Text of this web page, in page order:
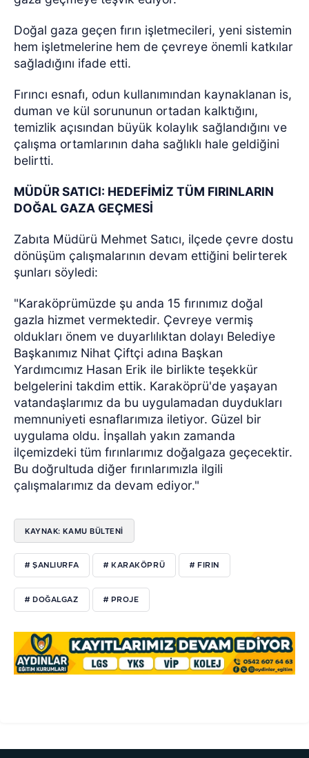
Doğal gaza geçen fırın işletmecileri, yeni sistemin
hem işletmelerine hem de çevreye önemli katkılar
sağladığını ifade etti.
Fırıncı esnafı, odun kullanımından kaynaklanan is,
duman ve kül sorununun ortadan kalktığını,
temizlik açısından büyük kolaylık sağlandığını ve
çalışma ortamlarının daha sağlıklı hale geldiğini
belirtti.
MÜDÜR SATICI: HEDEFİMİZ TÜM FIRINLARIN
DOĞAL GAZA GEÇMESİ
Zabıta Müdürü Mehmet Satıcı, ilçede çevre dostu
dönüşüm çalışmalarının devam ettiğini belirterek
şunları söyledi:
"Karaköprümüzde şu anda 15 fırınımız doğal
gazla hizmet vermektedir. Çevreye vermiş
oldukları önem ve duyarlılıktan dolayı Belediye
Başkanımız Nihat Çiftçi adına Başkan
Yardımcımız Hasan Erik ile birlikte teşekkür
belgelerini takdim ettik. Karaköprü'de yaşayan
vatandaşlarımız da bu uygulamadan duydukları
memnuniyeti esnaflarımıza iletiyor. Güzel bir
uygulama oldu. İnşallah yakın zamanda
ilçemizdeki tüm fırınlarımız doğalgaza geçecektir.
Bu doğrultuda diğer fırınlarımızla ilgili
çalışmalarımız da devam ediyor."
KAYNAK: KAMU BÜLTENİ
# ŞANLIURFA # KARAKÖPRÜ # FIRIN
# DOĞALGAZ # PROJE